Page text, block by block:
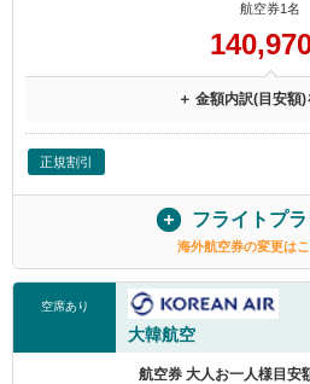
航空券1名
＋ 金額内訳(目安額)
正規割引
フライトプラ
海外航空券の変更は
空席あり
大韓航空
航空券 大人お一人様目安